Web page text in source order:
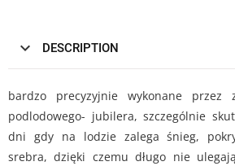
DESCRIPTION
bardzo precyzyjnie wykonane przez
podlodowego- jubilera, szczególnie
dni gdy na lodzie zalega śnieg,
srebra, dzięki czemu długo nie